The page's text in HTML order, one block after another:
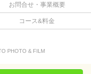
お問合せ・事業概要
コース&料金
PHOTO & FILM